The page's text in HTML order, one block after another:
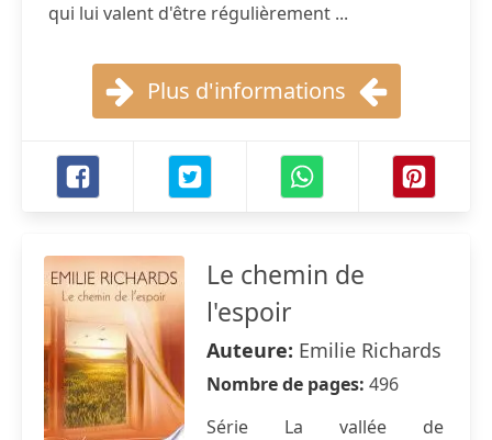
qui lui valent d'être régulièrement ...
Plus d'informations
Le chemin de
l'espoir
Auteure: Emilie Richards
Nombre de pages: 496
Série La vallée de